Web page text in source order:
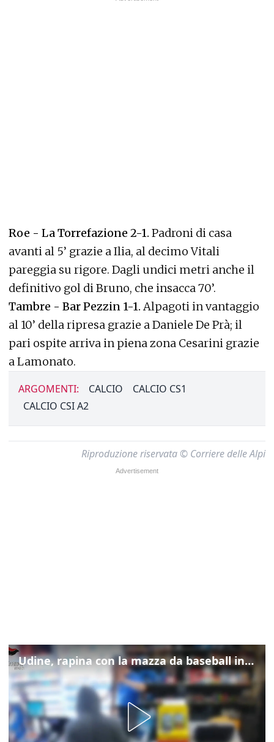
Roe - La Torrefazione 2-1. Padroni di casa
avanti al 5’ grazie a Ilia, al decimo Vitali
pareggia su rigore. Dagli undici metri anche il
definitivo gol di Bruno, che insacca 70’.
Tambre - Bar Pezzin 1-1. Alpagoti in vantaggio
al 10’ della ripresa grazie a Daniele De Prà; il
pari ospite arriva in piena zona Cesarini grazie
a Lamonato.
ARGOMENTI: CALCIO
CALCIO CS1
CALCIO CSI A2
Riproduzione riservata © Corriere delle Alpi
Udine, rapina con la mazza da baseball in tabaccheria: arrestato